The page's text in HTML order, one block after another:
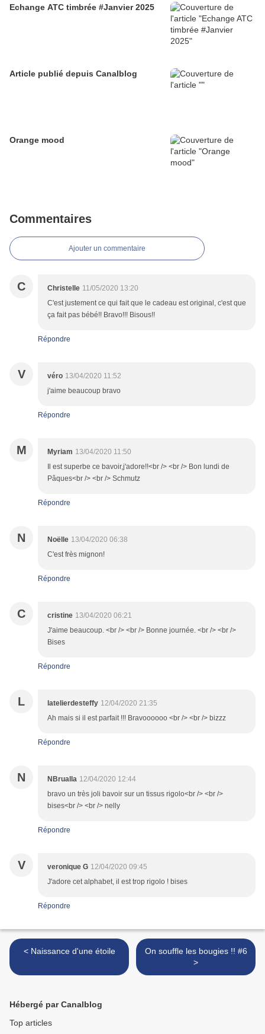
Echange ATC timbrée #Janvier 2025
Article publié depuis Canalblog
Orange mood
Commentaires
Ajouter un commentaire
C Christelle 11/05/2020 13:20
C'est justement ce qui fait que le cadeau est original, c'est que
ça fait pas bébé!! Bravo!!! Bisous!!
Répondre
V véro 13/04/2020 11:52
j'aime beaucoup bravo
Répondre
M Myriam 13/04/2020 11:50
Il est superbe ce bavoir,j'adore!!<br /> <br /> Bon lundi de
Pâques<br /> <br /> Schmutz
Répondre
N Noëlle 13/04/2020 06:38
C'est frès mignon!
Répondre
C cristine 13/04/2020 06:21
J'aime beaucoup. <br /> <br /> Bonne journée. <br /> <br />
Bises
Répondre
L latelierdesteffy 12/04/2020 21:35
Ah mais si il est parfait !!! Bravoooooo <br /> <br /> bizzz
Répondre
N NBrualla 12/04/2020 12:44
bravo un très joli bavoir sur un tissus rigolo<br /> <br />
bises<br /> <br /> nelly
Répondre
V veronique G 12/04/2020 09:45
J'adore cet alphabet, il est trop rigolo ! bises
Répondre
< Naissance d'une étoile
On souffle les bougies !! #6
>
Hébergé par Canalblog
Top articles